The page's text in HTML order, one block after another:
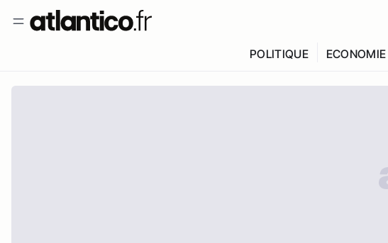
POLITIQUE ECONOMIE